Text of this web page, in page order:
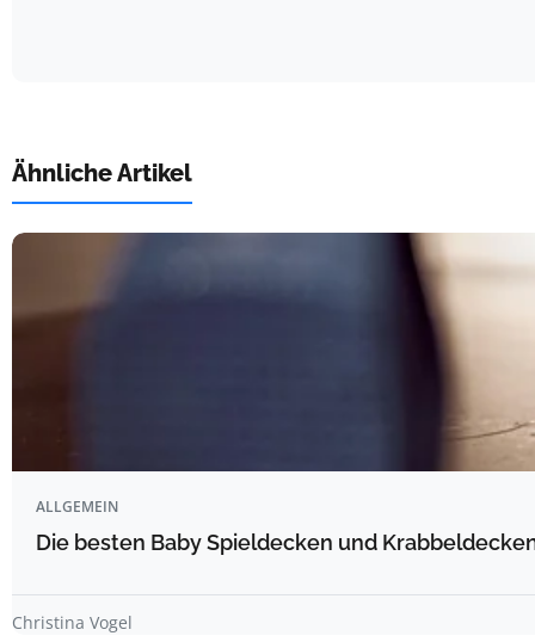
Ähnliche Artikel
ALLGEMEIN
Die besten Baby Spieldecken und
Christina Vogel